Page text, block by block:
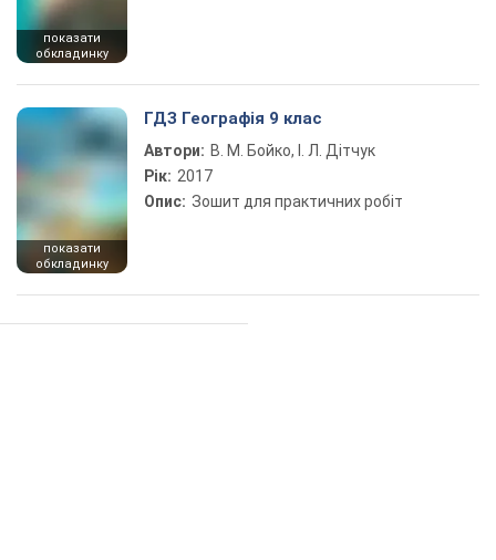
показати
обкладинку
показати
обкладинку
ГДЗ Географія 9 клас
Автори: В. М. Бойко, І. Л. Дітчук
Рік: 2017
Опис: Зошит для практичних робіт